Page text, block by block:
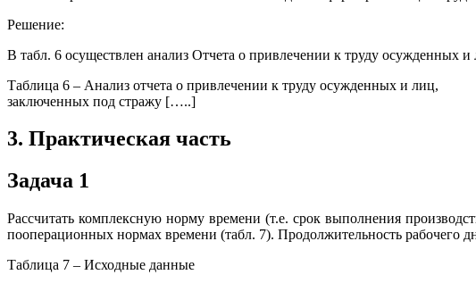
Решение:
В табл. 6 осуществлен анализ Отчета о привлечении к труду
Таблица 6 – Анализ отчета о привлечении к труду осужденных и лиц,
заключенных под стражу […..]
3. Практическая часть
Задача 1
Рассчитать комплексную норму времени (т.е. срок выполнения
пооперационных нормах времени (табл. 7). Продолжительность рабочего
Таблица 7 – Исходные данные